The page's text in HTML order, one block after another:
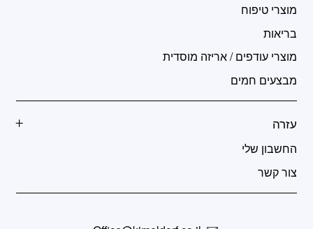
מוצרי טיפוח
בריאות
מוצרי עודפים / אריזה מוסדית
מבצעים חמים
עזרה
החשבון שלי
צור קשר